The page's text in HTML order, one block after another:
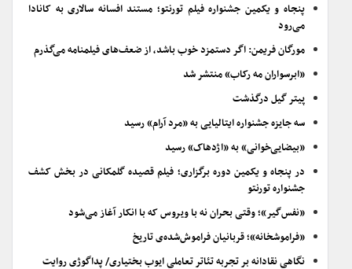
پنجاه و یکمین جشنواره فیلم تورنتو؛ مستند افسانه سالاری به کانادا
می‌رود
مورگان فریمن: اگر دستمزد خوب باشد، از ضعف‌های فیلمنامه می‌گذرم
«ابرسواران مه رکاب» منتشر شد
پیتر گیل درگذشت
سه جایزه جشنواره ایتالیایی به «مرد آرام» رسید
«بیضایی‌خوانی» به «اژدهاک» رسید
در پنجاه و یکمین دوره برگزاری؛ فیلم قصیده گلمکانی در بخش کشف
جشنواره تورنتو
«نفس‌گیر»؛ وقتی بحران نه با ویروس که با انکار آغاز می‌شود
«فراموشخانه»؛ قربانیان فراموش‌شده‌ی تاریخ
نگاهی نقادانه بر تجربه تئاتر تعاملی ایوب بختیاری/ پداگوژی روایت